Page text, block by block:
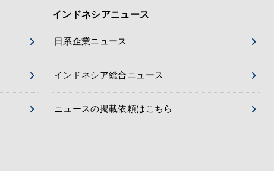
インドネシアニュース
日系企業ニュース
インドネシア総合ニュース
ニュースの掲載依頼はこちら